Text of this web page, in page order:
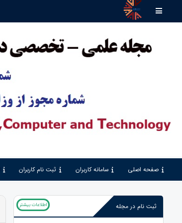
صفحه اصلی سامانه کاربران ثبت نام کاربران
ثبت نام در مجله اطلاعات بیشتر